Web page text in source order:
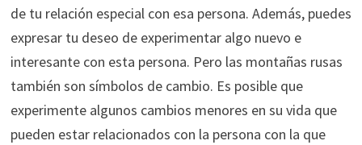
de tu relación especial con esa persona. Además, puedes
expresar tu deseo de experimentar algo nuevo e
interesante con esta persona. Pero las montañas rusas
también son símbolos de cambio. Es posible que
experimente algunos cambios menores en su vida que
pueden estar relacionados con la persona con la que